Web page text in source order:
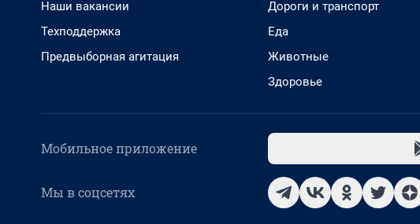
Наши вакансии
Техподдержка
Предвыборная агитация
Дороги и транспорт
Еда
Животные
Здоровье
Мобильное приложение
Мы в соцсетях